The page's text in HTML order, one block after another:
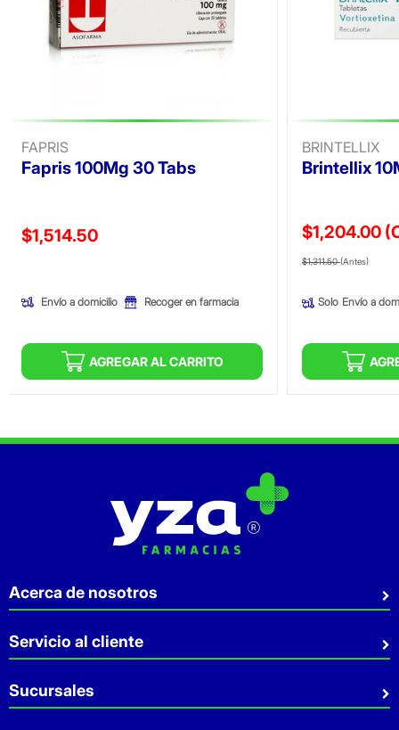
FAPRIS
Fapris 100Mg 30 Tabs
Precio reducido de
$1,514.50
Envío a domicilio Recoger en farmacia
AGREGAR AL CARRITO
BRINTELLIX
Brintellix
$1,204.00
Precio
$1,311.50(Antes)
Solo Envío a
Acerca de nosotros
Quiénes somos
Sostenibilidad
Aviso de privacidad
Servicio al cliente
Preguntas Frecuentes
Contacto
Sucursales